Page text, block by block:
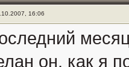
16:06
он, как я